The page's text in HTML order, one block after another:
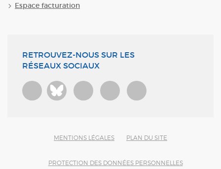
Espace facturation
RETROUVEZ-NOUS SUR LES
RÉSEAUX SOCIAUX
Bluesky
MENTIONS LÉGALES PLAN DU SITE
PROTECTION DES DONNÉES PERSONNELLES